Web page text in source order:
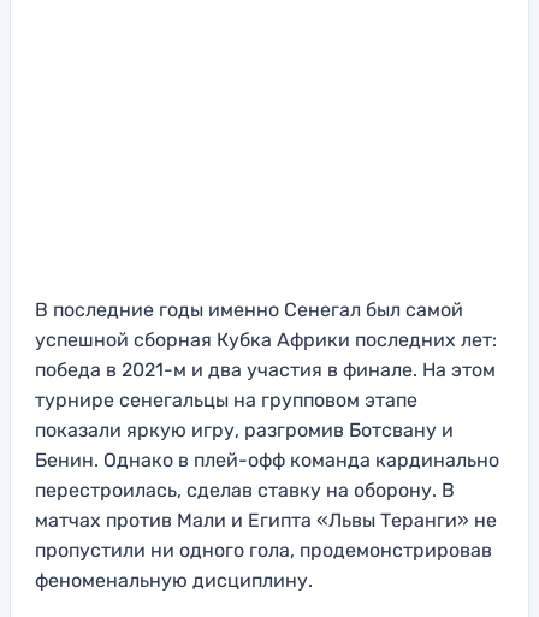
В последние годы именно Сенегал был самой
успешной сборная Кубка Африки последних лет:
победа в 2021-м и два участия в финале. На этом
турнире сенегальцы на групповом этапе
показали яркую игру, разгромив Ботсвану и
Бенин. Однако в плей-офф команда кардинально
перестроилась, сделав ставку на оборону. В
матчах против Мали и Египта «Львы Теранги» не
пропустили ни одного гола, продемонстрировав
феноменальную дисциплину.